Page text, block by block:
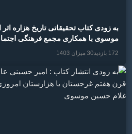
به زودی کتاب تحقیقاتی تاریخ هزاره
موسوی با همکاری مجمع فرهنگی
گردد
172 بازدید 30 میزان 1403